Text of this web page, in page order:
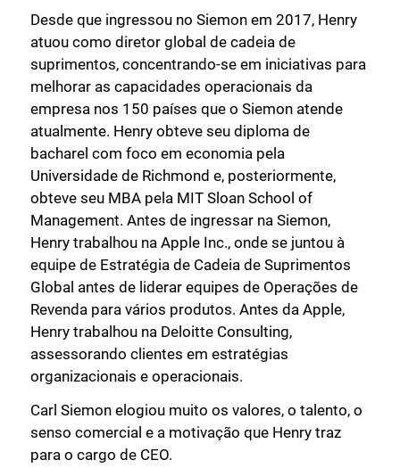
Desde que ingressou no Siemon em 2017, Henry
atuou como diretor global de cadeia de
suprimentos, concentrando-se em iniciativas para
melhorar as capacidades operacionais da
empresa nos 150 países que o Siemon atende
atualmente. Henry obteve seu diploma de
bacharel com foco em economia pela
Universidade de Richmond e, posteriormente,
obteve seu MBA pela MIT Sloan School of
Management. Antes de ingressar na Siemon,
Henry trabalhou na Apple Inc., onde se juntou à
equipe de Estratégia de Cadeia de Suprimentos
Global antes de liderar equipes de Operações de
Revenda para vários produtos. Antes da Apple,
Henry trabalhou na Deloitte Consulting,
assessorando clientes em estratégias
organizacionais e operacionais.
Carl Siemon elogiou muito os valores, o talento, o
senso comercial e a motivação que Henry traz
para o cargo de CEO.